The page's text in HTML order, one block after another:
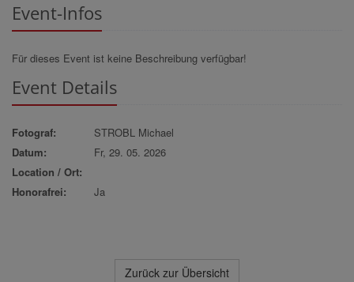
Event-Infos
Für dieses Event ist keine Beschreibung verfügbar!
Event Details
Fotograf:
STROBL Michael
Datum:
Fr, 29. 05. 2026
Location / Ort:
Honorafrei:
Ja
Zurück zur Übersicht